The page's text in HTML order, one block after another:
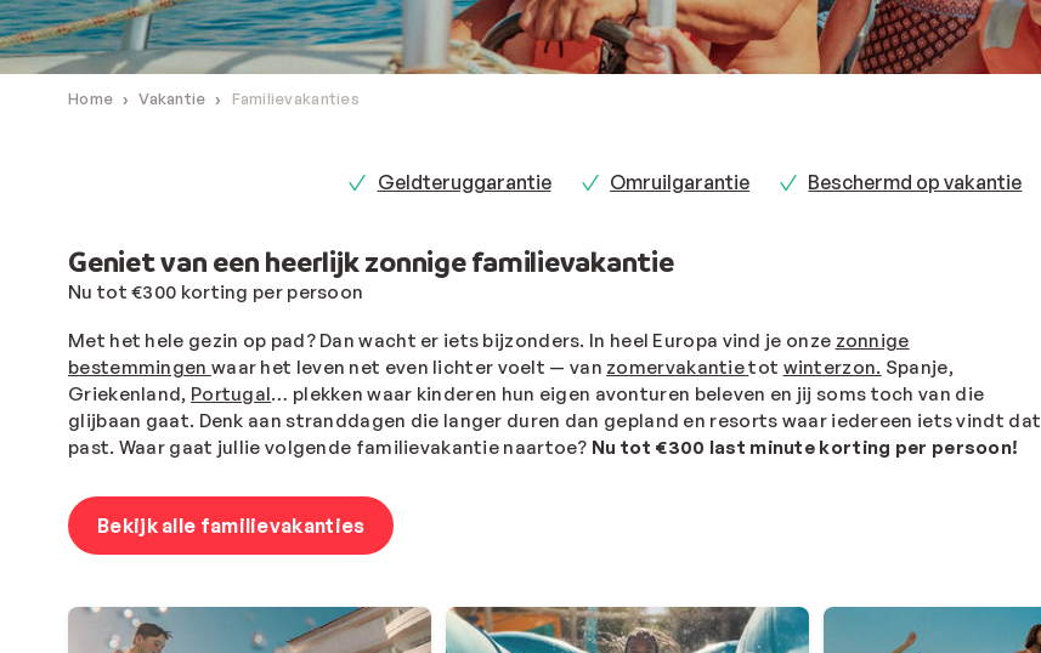
Home Vakantie Familievakanties
Geldteruggarantie Omruilgarantie Beschermd op vakantie
Geniet van een heerlijk zonnige familievakantie
Nu tot €300 korting per persoon
Met het hele gezin op pad? Dan wacht er iets bijzonders. In heel Europa vind je onze zonnige
bestemmingen waar het leven net even lichter voelt — van zomervakantietot winterzon. Spanje,
Griekenland, Portugal… plekken waar kinderen hun eigen avonturen beleven en jij soms toch van die
glijbaan gaat. Denk aan stranddagen die langer duren dan gepland en resorts waar iedereen iets vindt dat
past. Waar gaat jullie volgende familievakantie naartoe? Nu tot €300 last minute korting per persoon!
Bekijk alle familievakanties